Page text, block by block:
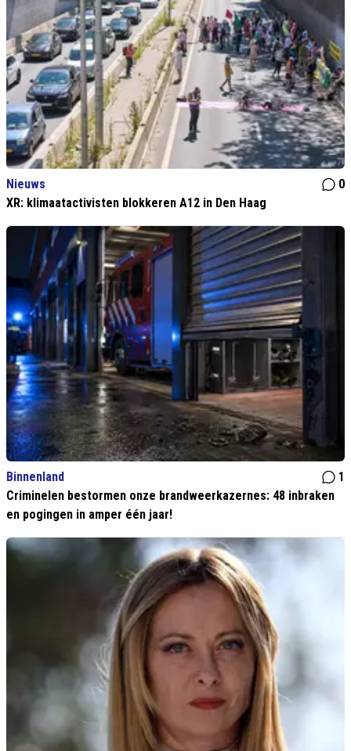
Nieuws
0
XR: klimaatactivisten blokkeren A12 in Den Haag
Binnenland
1
Criminelen bestormen onze brandweerkazernes: 48 inbraken
en pogingen in amper één jaar!